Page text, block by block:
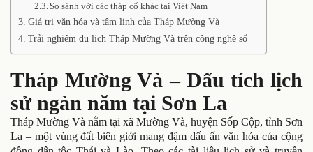
So sánh với các tháp cổ khác tại Việt Nam
Giá trị văn hóa và tâm linh của Tháp Mường Và
Trải nghiệm du lịch Tháp Mường Và trên công nghệ số
Tháp Mường Và – Dấu tích lịch
sử ngàn năm tại Sơn La
Tháp Mường Và nằm tại xã Mường Và, huyện Sốp Cộp, tỉnh Sơn
La – một vùng đất biên giới mang đậm dấu ấn văn hóa của cộng